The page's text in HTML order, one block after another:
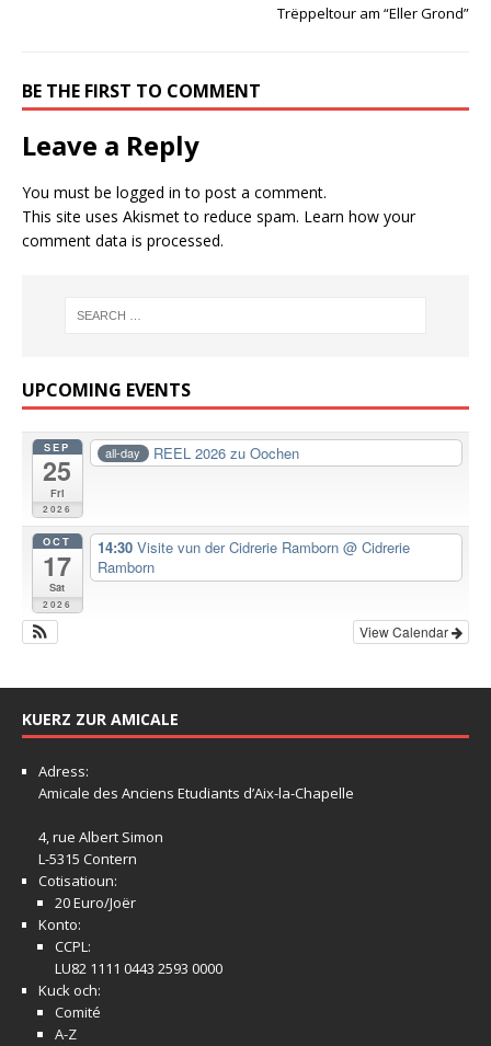
Trëppeltour am “Eller Grond”
BE THE FIRST TO COMMENT
Leave a Reply
You must be logged in to post a comment.
This site uses Akismet to reduce spam. Learn how your
comment data is processed.
UPCOMING EVENTS
SEP
25
Fri
2026
all-day REEL 2026 zu Oochen
OCT
17
Sat
2026
14:30 Visite vun der Cidrerie Ramborn @ Cidrerie
Ramborn
View Calendar
KUERZ ZUR AMICALE
Adress:
Amicale des Anciens Etudiants d’Aix-la-Chapelle
4, rue Albert Simon
L-5315 Contern
Cotisatioun:
20 Euro/Joër
Konto:
CCPL:
LU82 1111 0443 2593 0000
Kuck och:
Comité
A-Z